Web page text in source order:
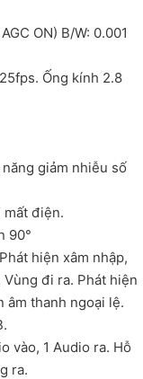
ON) B/W: 0.001
Ống kính 2.8
giảm nhiễu số
mất điện.
90°
hiện xâm nhập,
đi ra. Phát hiện
âm thanh ngoại lệ.
vào, 1 Audio ra. Hỗ
ra.